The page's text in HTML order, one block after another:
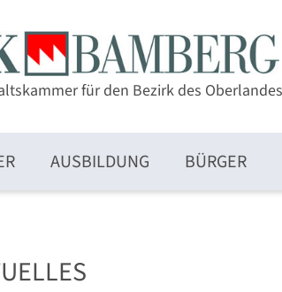
für den Bezirk des
AUSBILDUNG BÜRGER